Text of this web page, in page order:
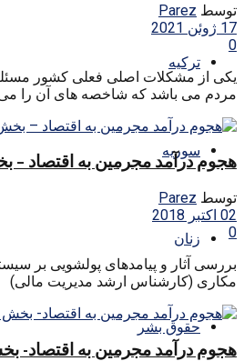
ترکیه
سوریه
زنان
حقوق بشر
توسط Parez
17 ژوئن 2021
0
یکی از مشکلات اصلی فعلی کشور
مردم می باشد که شاخصه های آن را
هجوم درآمد مجرمین به اقتصاد –
توسط Parez
02 اکتبر 2018
0
بررسی آثار و پیامدهای پولشویی بر
مکاری (کارشناس ارشد مدیریت مالی)
هجوم درآمد مجرمین به اقتصاد-